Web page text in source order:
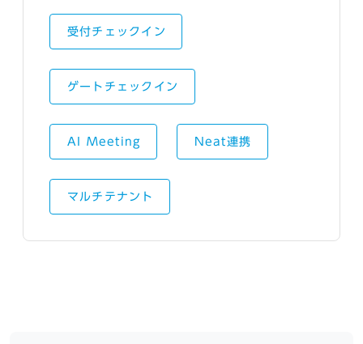
受付チェックイン
ゲートチェックイン
AI Meeting Neat連携
マルチテナント